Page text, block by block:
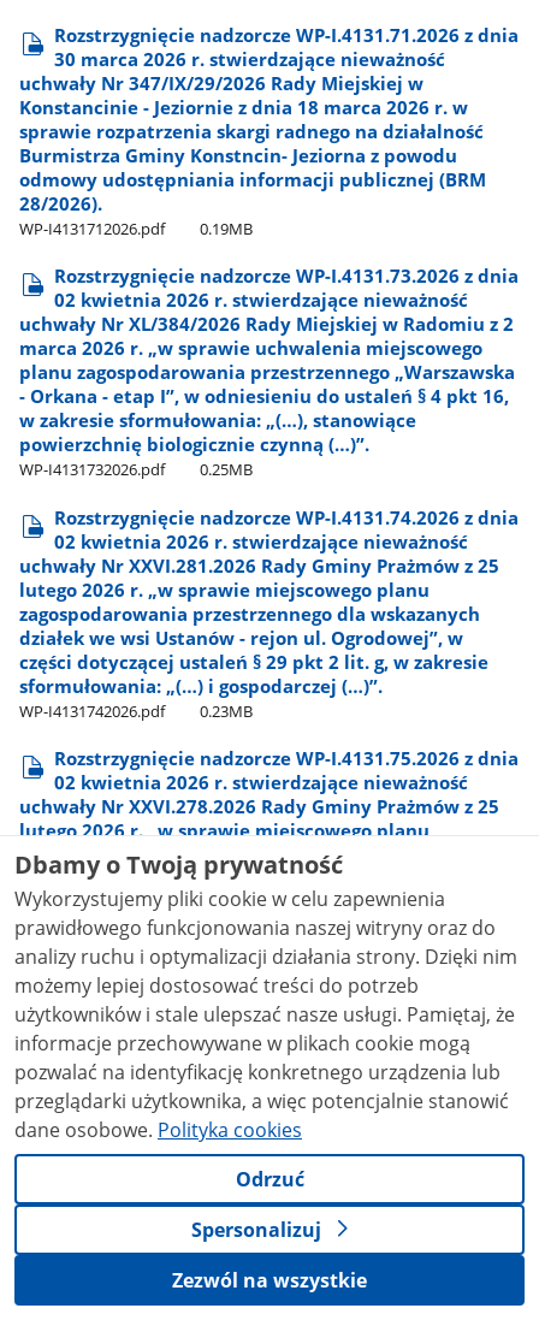
Rozstrzygnięcie nadzorcze WP-I.4131.71.2026 z dnia
30 marca 2026 r. stwierdzające nieważność
uchwały Nr 347/IX/29/2026 Rady Miejskiej w
Konstancinie - Jeziornie z dnia 18 marca 2026 r. w
sprawie rozpatrzenia skargi radnego na działalność
Burmistrza Gminy Konstncin- Jeziorna z powodu
odmowy udostępniania informacji publicznej (BRM
28/2026).
WP-I4131712026.pdf 0.19MB
Rozstrzygnięcie nadzorcze WP-I.4131.73.2026 z dnia
02 kwietnia 2026 r. stwierdzające nieważność
uchwały Nr XL/384/2026 Rady Miejskiej w Radomiu z 2
marca 2026 r. „w sprawie uchwalenia miejscowego
planu zagospodarowania przestrzennego „Warszawska
- Orkana - etap I”, w odniesieniu do ustaleń § 4 pkt 16,
w zakresie sformułowania: „(…), stanowiące
powierzchnię biologicznie czynną (…)”.
WP-I4131732026.pdf 0.25MB
Rozstrzygnięcie nadzorcze WP-I.4131.74.2026 z dnia
02 kwietnia 2026 r. stwierdzające nieważność
uchwały Nr XXVI.281.2026 Rady Gminy Prażmów z 25
lutego 2026 r. „w sprawie miejscowego planu
zagospodarowania przestrzennego dla wskazanych
działek we wsi Ustanów - rejon ul. Ogrodowej”, w
części dotyczącej ustaleń § 29 pkt 2 lit. g, w zakresie
sformułowania: „(…) i gospodarczej (…)”.
WP-I4131742026.pdf 0.23MB
Rozstrzygnięcie nadzorcze WP-I.4131.75.2026 z dnia
02 kwietnia 2026 r. stwierdzające nieważność
uchwały Nr XXVI.278.2026 Rady Gminy Prażmów z 25
lutego 2026 r. „w sprawie miejscowego planu
zagospodarowania przestrzennego dla wskazanych
działek w miejscowościach Kędzierówka, Gabryelin,
Wola Wągrodzka, Zadębie, Błonie, Dobrzenica – ETAP I”,
w części dotyczącej ustaleń § 13 ust. 3, w zakresie w
jakim nie odnosi się do terenu oznaczonego symbolem
1WS.
WP-I4131752026.pdf
Rozstrzygnięcie nadzorcze WP-I.4131.76.2026 z dnia
14 kwietnia 2026 r. stwierdzające nieważność
uchwały Nr 134/XIII/2026 Rady Gminy Czernice
Borowe z 12 marca 2026 r. „w sprawie uchwalenia
miejscowego planu zagospodarowania przestrzennego
w części obrębu geodezyjnego Skierki, w gminie
Czernice Borowe”, w odniesieniu do ustaleń:  § 10 pkt
2 lit. a;  § 10 pkt 2 lit. b;  § 10 pkt 3;  § 18 pkt 5 lit. b
tiret drugie, w zakresie sformułowania: „(…)
0.25MB
Dbamy o Twoją prywatność
Wykorzystujemy pliki cookie w celu zapewnienia
prawidłowego funkcjonowania naszej witryny oraz do
analizy ruchu i optymalizacji działania strony. Dzięki nim
możemy lepiej dostosować treści do potrzeb
użytkowników i stale ulepszać nasze usługi. Pamiętaj, że
informacje przechowywane w plikach cookie mogą
pozwalać na identyfikację konkretnego urządzenia lub
przeglądarki użytkownika, a więc potencjalnie stanowić
dane osobowe. Polityka cookies
Odrzuć
Spersonalizuj
Zezwól na wszystkie